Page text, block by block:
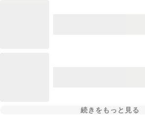
続きをもっと見る